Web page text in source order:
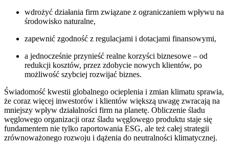
wdrożyć działania firm związane z ograniczaniem wpływu na
środowisko naturalne,
zapewnić zgodność z regulacjami i dotacjami finansowymi,
a jednocześnie przynieść realne korzyści biznesowe – od
redukcji kosztów, przez zdobycie nowych klientów, po
możliwość szybciej rozwijać biznes.
Świadomość kwestii globalnego ocieplenia i zmian klimatu sprawia,
że coraz więcej inwestorów i klientów większą uwagę zwracają na
mniejszy wpływ działalności firm na planetę. Obliczenie śladu
węglowego organizacji oraz śladu węglowego produktu staje się
fundamentem nie tylko raportowania ESG, ale też całej strategii
zrównoważonego rozwoju i dążenia do neutralności klimatycznej.